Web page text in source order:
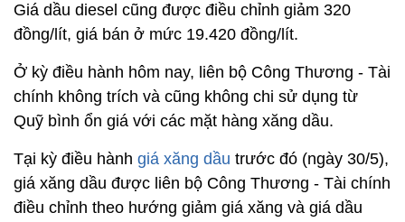
Giá dầu diesel cũng được điều chỉnh giảm 320
đồng/lít, giá bán ở mức 19.420 đồng/lít.
Ở kỳ điều hành hôm nay, liên bộ Công Thương - Tài
chính không trích và cũng không chi sử dụng từ
Quỹ bình ổn giá với các mặt hàng xăng dầu.
Tại kỳ điều hành giá xăng dầu trước đó (ngày 30/5),
giá xăng dầu được liên bộ Công Thương - Tài chính
điều chỉnh theo hướng giảm giá xăng và giá dầu